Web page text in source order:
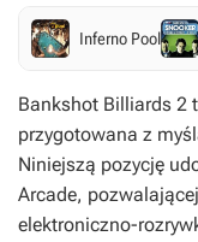
Inferno Pool
Bankshot Billiards 2
przygotowana z
Niniejszą pozycję
Arcade,
elektroniczno-